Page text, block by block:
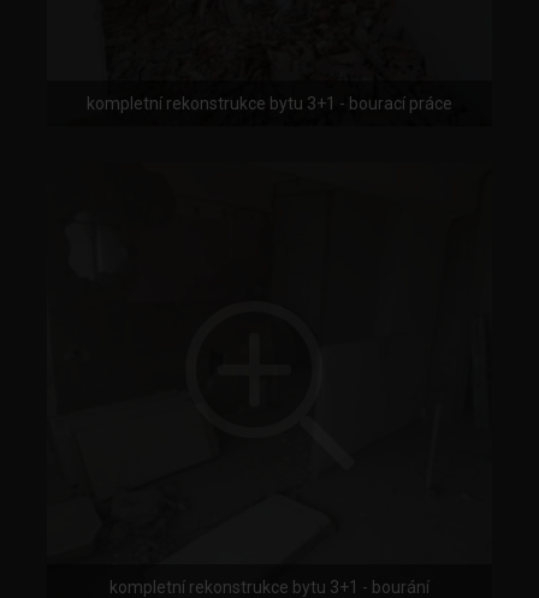
kompletní rekonstrukce bytu 3+1 - bourací práce
kompletní rekonstrukce bytu 3+1 - bourání